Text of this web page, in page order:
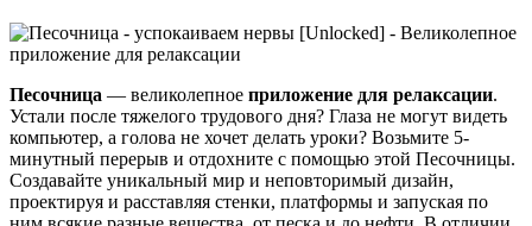
Песочница — великолепное приложение для релаксации.
Устали после тяжелого трудового дня? Глаза не могут видеть
компьютер, а голова не хочет делать уроки? Возьмите 5-
минутный перерыв и отдохните с помощью этой Песочницы.
Создавайте уникальный мир и неповторимый дизайн,
проектируя и расставляя стенки, платформы и запуская по